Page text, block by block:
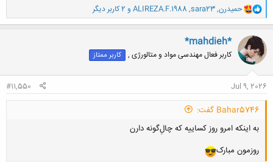
و
ا
ک
ش
ه
:
حميدرن,
sara23
,
ALIREZA.F.1988 و 2 کاربر دیگر
*mahdieh*
کاربر فعال مهندسی مواد و متالورژی , کاربر ممتاز
Jul 9, 2026
#11,550
Bahar5746 گفت:
به اینکه امرو روز کساییه که چال‌ِگونه دارن
روزمون مبارک